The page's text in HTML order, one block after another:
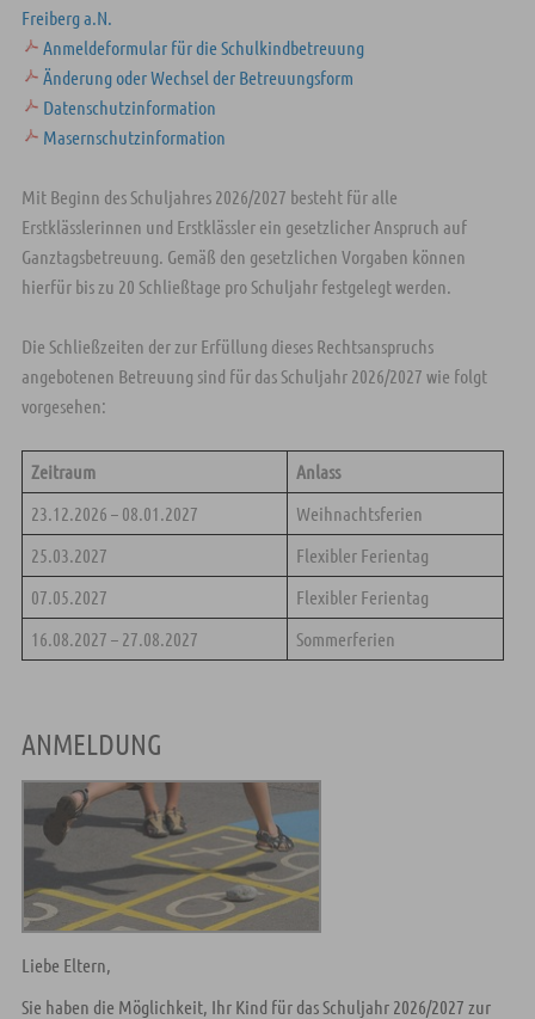
Freiberg a.N.
Anmeldeformular für die Schulkindbetreuung
Änderung oder Wechsel der Betreuungsform
Datenschutzinformation
Masernschutzinformation
Mit Beginn des Schuljahres 2026/2027 besteht für alle
Erstklässlerinnen und Erstklässler ein gesetzlicher Anspruch auf
Ganztagsbetreuung. Gemäß den gesetzlichen Vorgaben können
hierfür bis zu 20 Schließtage pro Schuljahr festgelegt werden.
Die Schließzeiten der zur Erfüllung dieses Rechtsanspruchs
angebotenen Betreuung sind für das Schuljahr 2026/2027 wie folgt
vorgesehen:
Zeitraum
Anlass
23.12.2026 – 08.01.2027
Weihnachtsferien
25.03.2027
Flexibler Ferientag
07.05.2027
Flexibler Ferientag
16.08.2027 – 27.08.2027
Sommerferien
ANMELDUNG
Liebe Eltern,
Sie haben die Möglichkeit, Ihr Kind für das Schuljahr 2026/2027 zur